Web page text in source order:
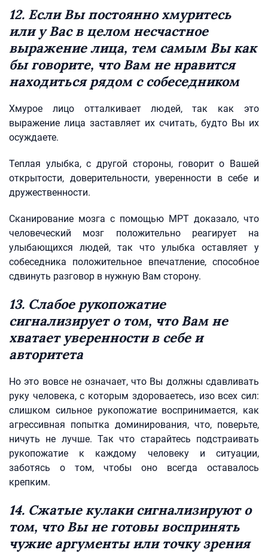
12. Если Вы постоянно хмуритесь
или у Вас в целом несчастное
выражение лица, тем самым Вы как
бы говорите, что Вам не нравится
находиться рядом с собеседником
Хмурое лицо отталкивает людей, так как это
выражение лица заставляет их считать, будто Вы их
осуждаете.
Теплая улыбка, с другой стороны, говорит о Вашей
открытости, доверительности, уверенности в себе и
дружественности.
Сканирование мозга с помощью МРТ доказало, что
человеческий мозг положительно реагирует на
улыбающихся людей, так что улыбка оставляет у
собеседника положительное впечатление, способное
сдвинуть разговор в нужную Вам сторону.
13. Слабое рукопожатие
сигнализирует о том, что Вам не
хватает уверенности в себе и
авторитета
Но это вовсе не означает, что Вы должны сдавливать
руку человека, с которым здороваетесь, изо всех сил:
слишком сильное рукопожатие воспринимается, как
агрессивная попытка доминирования, что, поверьте,
ничуть не лучше. Так что старайтесь подстраивать
рукопожатие к каждому человеку и ситуации,
заботясь о том, чтобы оно всегда оставалось
крепким.
14. Сжатые кулаки сигнализируют о
том, что Вы не готовы воспринять
чужие аргументы или точку зрения